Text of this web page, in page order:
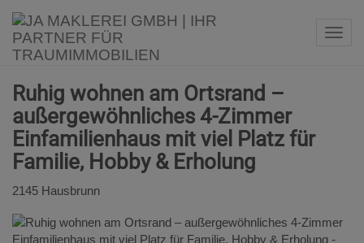
Ruhig wohnen am Ortsrand –
außergewöhnliches 4-Zimmer
Einfamilienhaus mit viel Platz für
Familie, Hobby & Erholung
2145 Hausbrunn